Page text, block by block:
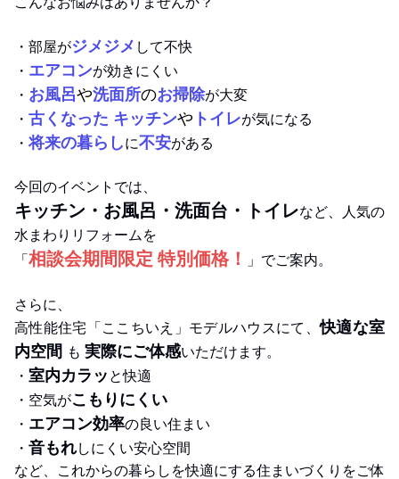
・部屋がジメジメ して不快
・ エアコンが効きにくい
・ お風呂や洗面所のお掃除が大変
・ 古くなった キッチンや トイレが気になる
・ 将来の暮らしに不安がある
今回のイベントでは、
キッチン・お風呂・洗面台・トイレなど、人気の
水まわりリフォームを
「相談会期間限定 特別価格！ 」でご案内。
さらに、
高性能住宅「ここちいえ」モデルハウスにて、快適な室
内空間 も 実際にご体感いただけます。
・ 室内カラッと快適
・空気がこもりにくい
・ エアコン効率の良い住まい
・ 音もれしにくい安心空間
など、これからの暮らしを快適にする住まいづくりをご体